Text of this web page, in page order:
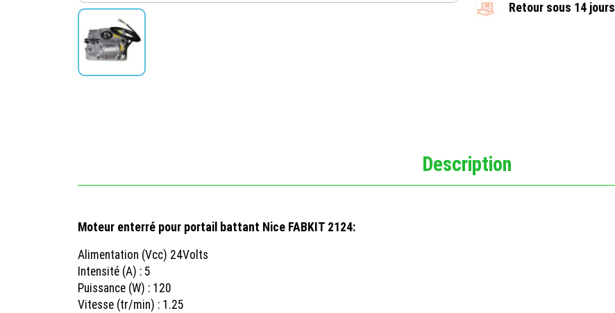
Retour sous 14 jours
Description
Moteur enterré pour portail battant Nice FABKIT 2124:
Alimentation (Vcc) 24Volts
Intensité (A) : 5
Puissance (W) : 120
Vitesse (tr/min) : 1.25